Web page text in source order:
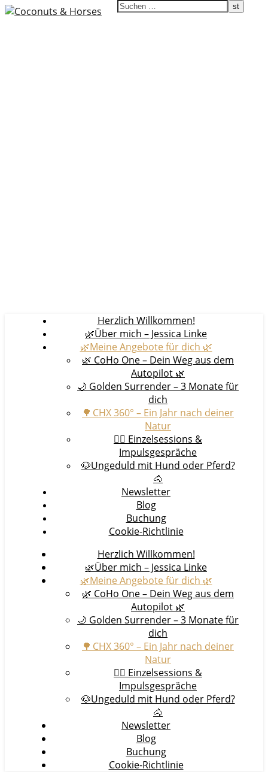
Herzlich Willkommen!
🌿Über mich – Jessica Linke
🌿Meine Angebote für dich 🌿
🌿 CoHo One – Dein Weg aus dem
Autopilot 🌿
🌙 Golden Surrender – 3 Monate für
dich
🌳 CHX 360° – Ein Jahr nach deiner
Natur
🧘‍♀️ Einzelsessions &
Impulsgespräche
🐶Ungeduld mit Hund oder Pferd?
🐴
Newsletter
Blog
Buchung
Cookie-Richtlinie
Herzlich Willkommen!
🌿Über mich – Jessica Linke
🌿Meine Angebote für dich 🌿
🌿 CoHo One – Dein Weg aus dem
Autopilot 🌿
🌙 Golden Surrender – 3 Monate für
dich
🌳 CHX 360° – Ein Jahr nach deiner
Natur
🧘‍♀️ Einzelsessions &
Impulsgespräche
🐶Ungeduld mit Hund oder Pferd?
🐴
Newsletter
Blog
Buchung
Cookie-Richtlinie